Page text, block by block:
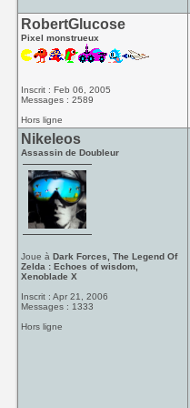
RobertGlucose
Pixel monstrueux
Inscrit : Feb 06, 2005
Messages : 2589
Hors ligne
Nikeleos
Assassin de Doubleur
Joue àDark Forces, The Legend Of
Zelda : Echoes of wisdom,
Xenoblade X
Inscrit : Apr 21, 2006
Messages : 1333
Hors ligne